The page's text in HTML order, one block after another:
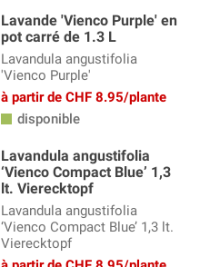
Lavande 'Vienco Purple' en
pot carré de 1.3 L
Lavandula angustifolia
'Vienco Purple'
à partir de CHF 8.95/plante
disponible
Lavandula angustifolia
‘Vienco Compact Blue’ 1,3
lt. Vierecktopf
Lavandula angustifolia
‘Vienco Compact Blue’ 1,3 lt.
Vierecktopf